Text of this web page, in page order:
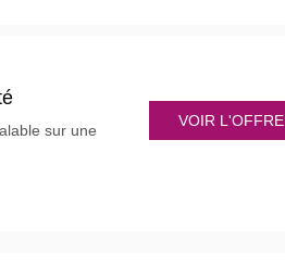
sur une
VOIR L'OFFRE